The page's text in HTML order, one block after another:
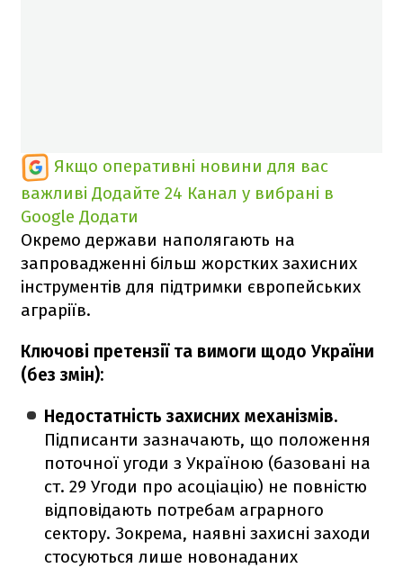
Якщо оперативні новини для вас
важливі Додайте 24 Канал у вибрані в
Google Додати
Окремо держави наполягають на
запровадженні більш жорстких захисних
інструментів для підтримки європейських
аграріїв.
Ключові претензії та вимоги щодо України
(без змін):
Недостатність захисних механізмів.
Підписанти зазначають, що положення
поточної угоди з Україною (базовані на
ст. 29 Угоди про асоціацію) не повністю
відповідають потребам аграрного
сектору. Зокрема, наявні захисні заходи
стосуються лише новонаданих